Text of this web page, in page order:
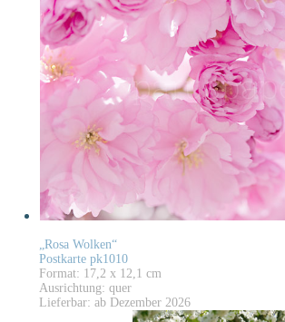
„Rosa Wolken“
Postkarte pk1010
Format: 17,2 x 12,1 cm
Ausrichtung: quer
Lieferbar: ab Dezember 2026